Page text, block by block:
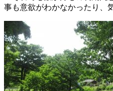
事も意欲がわかなかったり、